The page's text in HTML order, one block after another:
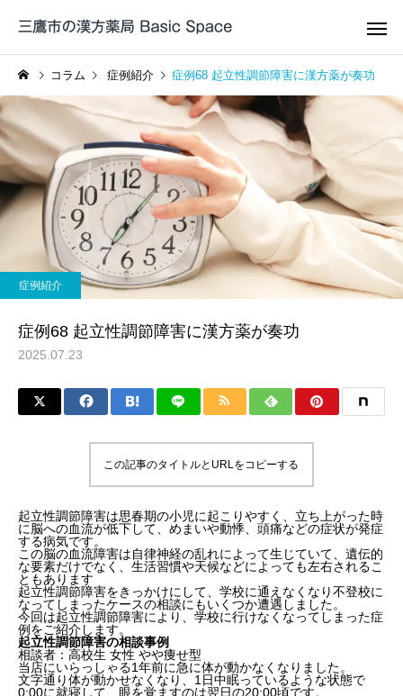
帯状疱疹 / 帯状疱疹後
神経痛の漢方薬治療
咳嗽の漢方
月経痛/月経
漢方薬解説
出典から考える補中益気湯
の効能
症例紹介
症例104 頭皮と顔の痒
黄連解毒湯加石膏が奏
た症例
コラム 症例紹介 症例68 起立性調節障害に漢方薬が奏功
症例紹介
症例68 起立性調節障害に漢方薬が奏功
2025.07.23
この記事のタイトルとURLをコピーする
起立性調節障害は思春期の小児に起こりやすく、立ち上がった時
に脳への血流が低下して、めまいや動悸、頭痛などの症状が発症
する病気です。
この脳の血流障害は自律神経の乱れによって生じていて、遺伝的
な要素だけでなく、生活習慣や天候などによっても左右されるこ
ともあります
起立性調節障害をきっかけにして、学校に通えなくなり不登校に
なってしまったケースの相談にもいくつか遭遇しました。
今回は起立性調節障害により、学校に行けなくなってしまった症
例をご紹介します。
起立性調節障害の相談事例
相談者：高校生 女性 やや痩せ型
当店にいらっしゃる1年前に急に体が動かなくなりました。
文字通り体が動かせなくなり、1日中眠っているような状態で
0:00に就寝して、眼を覚ますのは翌日の20:00頃です。